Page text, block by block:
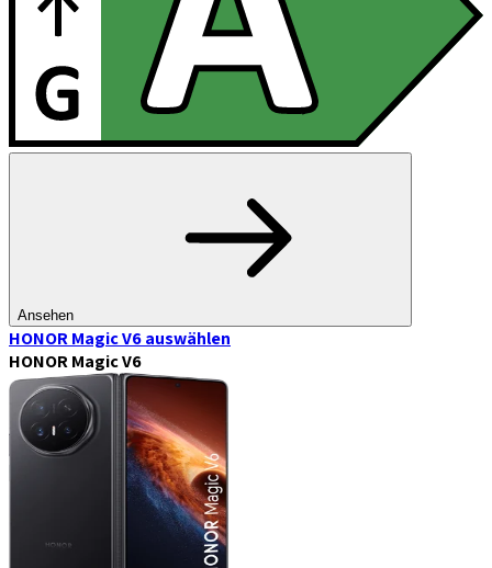
Ansehen
HONOR Magic V6auswählen
HONOR Magic V6